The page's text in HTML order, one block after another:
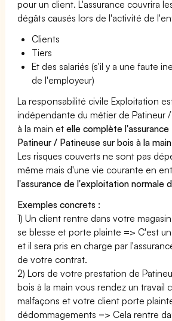
pour un client. L'assurance couvrira
dégâts causés lors de l'activité de
Clients
Tiers
Et des salariés (s'il y a une faute
de l'employeur)
La responsabilité civile Exploitation
indépendante du métier de Patineur
à la main etelle complète
Patineur / Patineuse sur bois à la main
Les risques couverts ne sont pas
même mais d'une vie courante en
l'assurance de l'exploitation normale
Exemples concrets :
1) Un client rentre dans votre
se blesse et porte plainte => C'est
et il sera pris en charge par
de votre contrat.
2) Lors de votre prestation de
bois à la main vous rendez un travail
malfaçons et votre client porte
dédommagements => Cela rentre